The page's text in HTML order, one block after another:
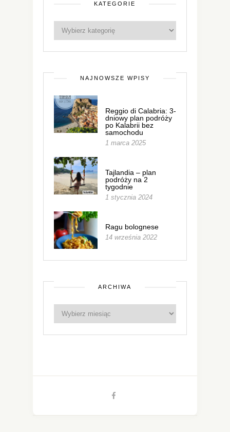
KATEGORIE
NAJNOWSZE WPISY
Reggio di Calabria: 3-
dniowy plan podróży
po Kalabrii bez
samochodu
1 marca 2025
Tajlandia – plan
podróży na 2
tygodnie
1 stycznia 2024
Ragu bolognese
14 września 2022
ARCHIWA